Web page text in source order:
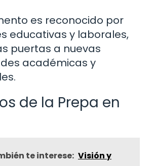
es reconocido por
educativas y laborales,
puertas a nuevas
académicas y
de la Prepa en
te interese: Visión y